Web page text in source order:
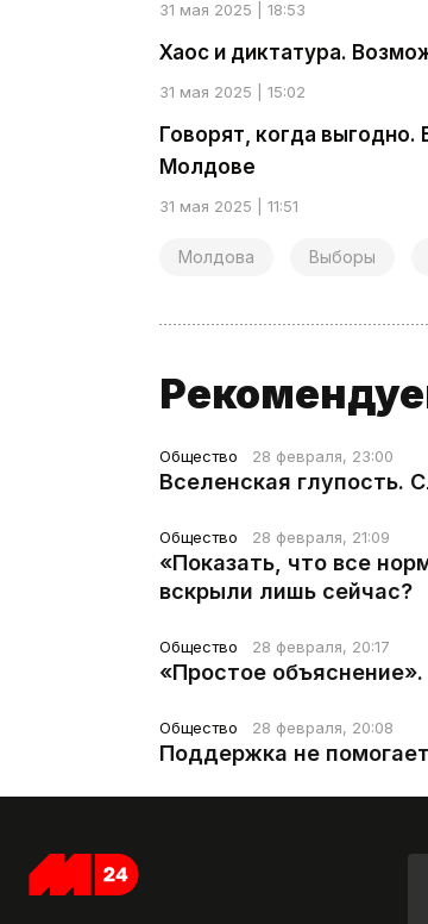
31 мая 2025 | 18:53
Хаос и диктатура.
31 мая 2025 | 15:02
Говорят, когда
Молдове
31 мая 2025 | 11:51
Молдова Выборы
Общество 28 февраля, 23:00
Вселенская глупость.
Общество 28 февраля, 21:09
«Показать, что все
вскрыли лишь сейчас?
Общество 28 февраля, 20:17
«Простое
Общество 28 февраля, 20:08
Поддержка не